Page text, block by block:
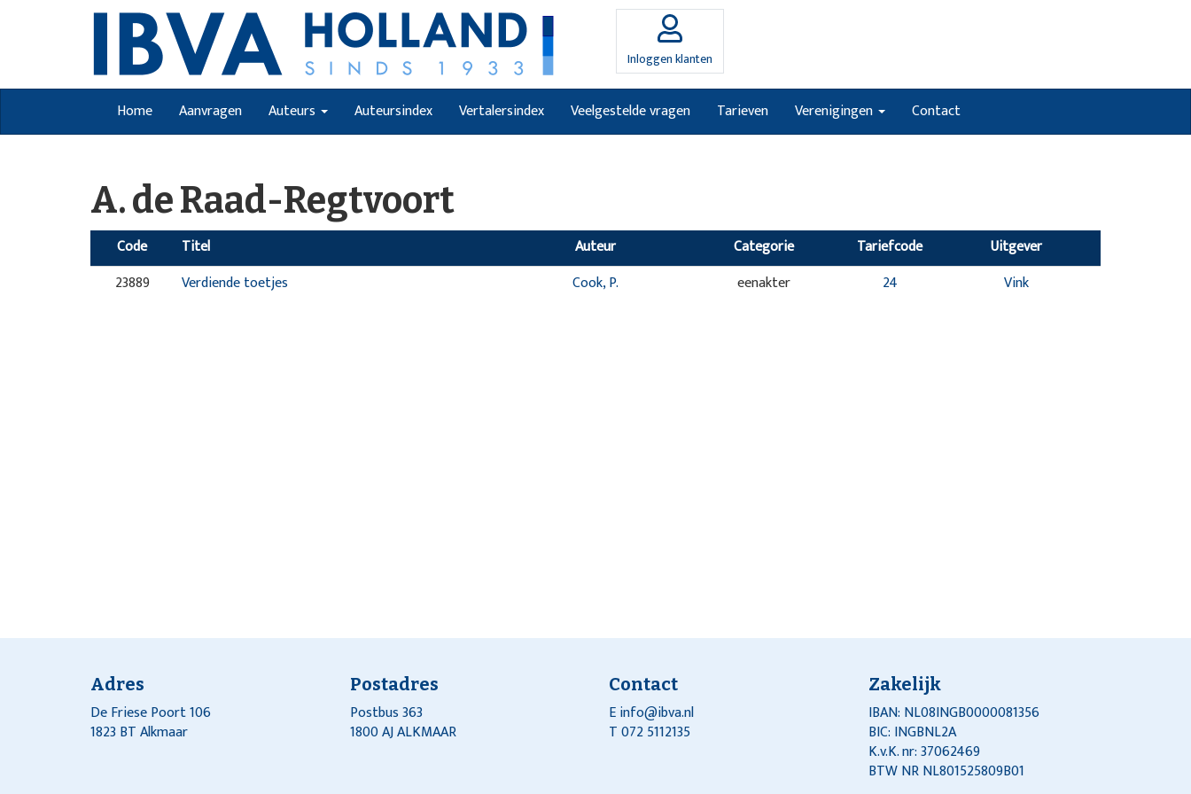
Inloggen klanten
Home Aanvragen Auteurs Auteursindex Vertalersindex Veelgestelde vragen Tarieven Verenigingen Contact
A. de Raad-Regtvoort
Code Titel Auteur Categorie Tariefcode
Uitgever
23889
Verdiende toetjes Cook, P. eenakter 24 Vink
Adres
De Friese Poort 106
1823 BT Alkmaar
Postadres
Postbus 363
1800 AJ ALKMAAR
Contact
Einfo@ibva.nl
T 072 5112135
Zakelijk
IBAN: NL08INGB0000081356
BIC: INGBNL2A
K.v.K. nr: 37062469
BTW NR NL801525809B01